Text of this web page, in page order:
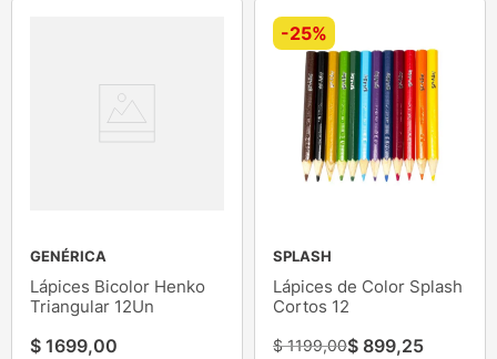
GENÉRICA
Lápices Bicolor Henko
Triangular 12Un
$ 1699,00
-25%
SPLASH
Lápices de Color Splash
Cortos 12
$ 1199,00$ 899,25